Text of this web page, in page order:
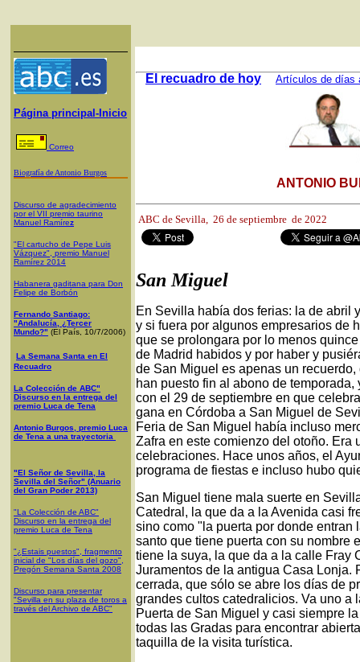
Página principal-Inicio
Correo
Biografía de Antonio Burgos
Discurso de agradecimiento
por el VII premio taurino
Manuel Ramírez
"El cartucho de Pepe Luis
Vázquez", premio Manuel
Ramírez 2014
Habanera gaditana para Don
Felipe de Borbón
Fernando Santiago:
"Andalucía, ¿Tercer
Mundo?" (El País, 10/7/2006)
La Semana Santa en El
Recuadro
La Colección de ABC"
Discurso en la entrega del
premio Luca de Tena
Antonio Burgos, premio Luca
de Tena a una trayectoria
"El Señor de Sevilla, la
Sevilla del Señor" (Anuario
del Gran Poder 2013)
"La Colección de ABC"
Discurso en la entrega del
premio Luca de Tena
"¿Estais puestos", fragmento
inicial de "Los días del gozo",
Pregón Semana Santa 2008
Discurso para presentar
"Sevilla en su plaza de toros a
través del Archivo de ABC"
El recuadro de hoy Artículos de días
ANTONIO
ABC de Sevilla, 26 de septiembre de 2022
San Miguel
En Sevilla había dos ferias: la de abril
y si fuera por algunos empresarios de
que se prolongara por lo menos
de Madrid habidos y por haber y
de San Miguel es apenas un
han puesto fin al abono de
con el 29 de septiembre en que
gana en Córdoba a San Miguel de
Feria de San Miguel había incluso
Zafra en este comienzo del otoño. Era
celebraciones. Hace unos años, el
programa de fiestas e incluso hubo
San Miguel tiene mala suerte en
Catedral, la que da a la Avenida casi
sino como "la puerta por donde
santo que tiene puerta con su nombre
tiene la suya, la que da a la calle Fray
Juramentos de la antigua Casa Lonja.
cerrada, que sólo se abre los días de
grandes cultos catedralicios. Va uno a
Puerta de San Miguel y casi siempre
todas las Gradas para encontrar
taquilla de la visita turística.